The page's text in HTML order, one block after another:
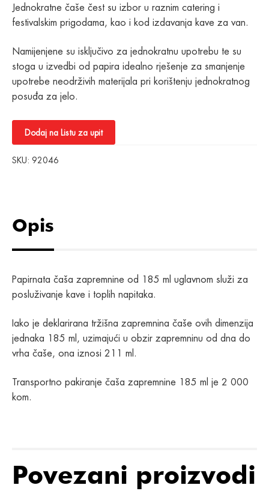
Jednokratne čaše čest su izbor u raznim catering i
festivalskim prigodama, kao i kod izdavanja kave za van.
Namijenjene su isključivo za jednokratnu upotrebu te su
stoga u izvedbi od papira idealno rješenje za smanjenje
upotrebe neodrživih materijala pri korištenju jednokratnog
posuđa za jelo.
Dodaj na Listu za upit
SKU: 92046
Opis
Papirnata čaša zapremnine od 185 ml uglavnom služi za
posluživanje kave i toplih napitaka.
Iako je deklarirana tržišna zapremnina čaše ovih dimenzija
jednaka 185 ml, uzimajući u obzir zapremninu od dna do
vrha čaše, ona iznosi 211 ml.
Transportno pakiranje čaša zapremnine 185 ml je 2 000
kom.
Povezani proizvodi